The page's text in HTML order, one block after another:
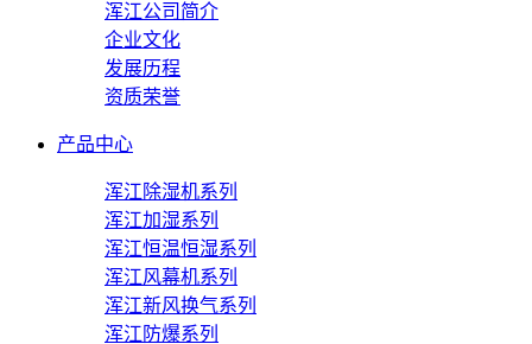
浑江公司简介
企业文化
发展历程
资质荣誉
产品中心
浑江除湿机系列
浑江加湿系列
浑江恒温恒湿系列
浑江风幕机系列
浑江新风换气系列
浑江防爆系列